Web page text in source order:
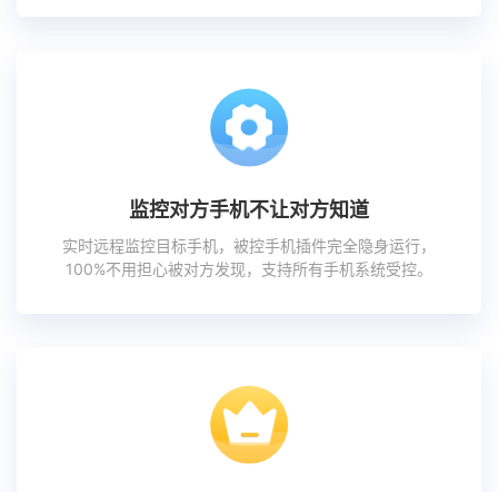
监控对方手机不让对方知道
实时远程监控目标手机，被控手机插件完全隐身运行，
100%不用担心被对方发现，支持所有手机系统受控。